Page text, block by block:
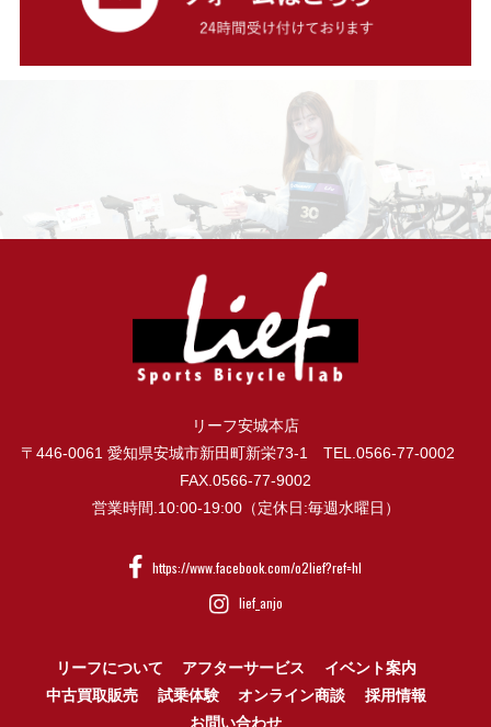
リーフ安城本店
〒446-0061 愛知県安城市新田町新栄73-1 TEL.0566-77-0002
FAX.0566-77-9002
営業時間.10:00-19:00（定休日:毎週水曜日）
https://www.facebook.com/o2lief?ref=hl
lief_anjo
リーフについて アフターサービス
イベント案内
中古買取販売
試乗体験 オンライン商談
採用情報
お問い合わせ